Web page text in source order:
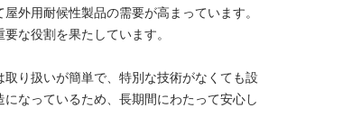
外用耐候性製品の需要が高まっています。
な役割を果たしています。
り扱いが簡単で、特別な技術がなくても設
なっているため、長期間にわたって安心し